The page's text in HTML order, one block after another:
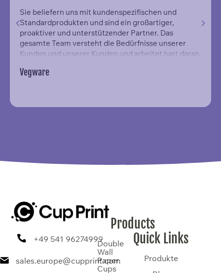
Sie beliefern uns mit kundenspezifischen und
Standardprodukten und sind ein großartiger,
proaktiver und unterstützender Partner. Das
gesamte Team versteht die Bedürfnisse unserer
Kunden und unserer Kunden und arbeitet hart daran,
Vegware
+49 541 96274999
sales.europe@cupprint.com
Products
Double
Wall
Paper
Cups
Quick Links
Produkte